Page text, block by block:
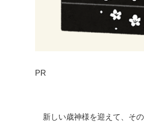
PR
新しい歳神様を迎えて、そ